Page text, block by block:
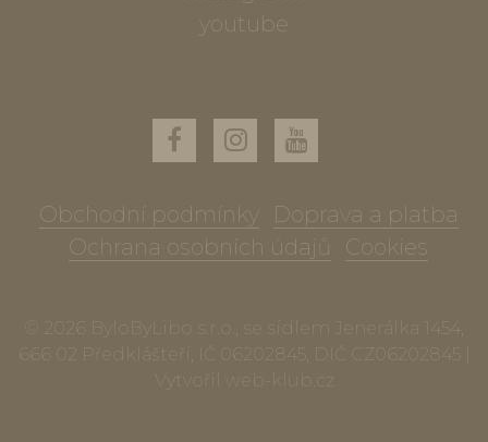
youtube
Obchodní podmínky
Doprava a platba
Ochrana osobních údajů
Cookies
© 2026 ByloByLibo s.r.o., se sídlem Jenerálka 1454,
666 02 Předklášteří, IČ 06202845, DIČ CZ06202845 |
Vytvořil